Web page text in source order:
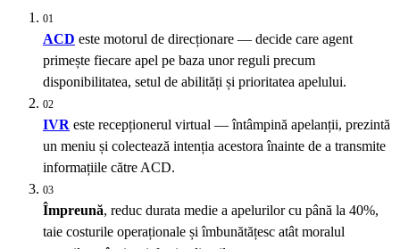
01
ACD este motorul de direcționare — decide care agent
primește fiecare apel pe baza unor reguli precum
disponibilitatea, setul de abilități și prioritatea apelului.
02
IVR este recepționerul virtual — întâmpină apelanții, prezintă
un meniu și colectează intenția acestora înainte de a transmite
informațiile către ACD.
03
Împreună, reduc durata medie a apelurilor cu până la 40%,
taie costurile operaționale și îmbunătățesc atât moralul